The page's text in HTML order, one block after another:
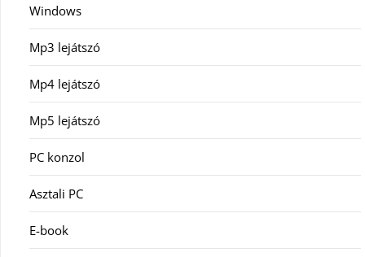
Windows
Mp3 lejátszó
Mp4 lejátszó
Mp5 lejátszó
PC konzol
Asztali PC
E-book